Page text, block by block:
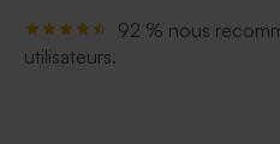
92 % nous
utilisateurs.